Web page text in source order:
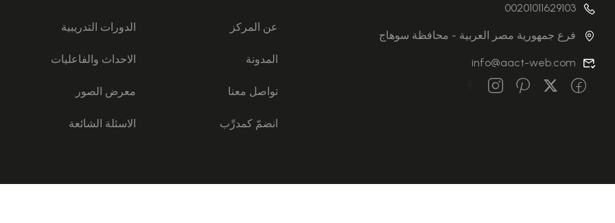
00201011629103
فرع جمهورية مصر العربية - محافظة سوهاج
info@aact-web.com
عن المركز
المدونة
تواصل معنا
انضمّ كمدرِّب
الدورات التدريبية
الاحداث والفاعليات
معرض الصور
الاسئلة الشائعة